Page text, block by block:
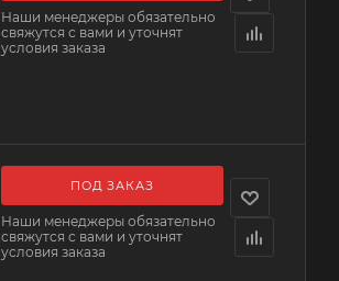
Наши менеджеры обязательно
свяжутся с вами и уточнят
условия заказа
ПОД ЗАКАЗ
Наши менеджеры обязательно
свяжутся с вами и уточнят
условия заказа